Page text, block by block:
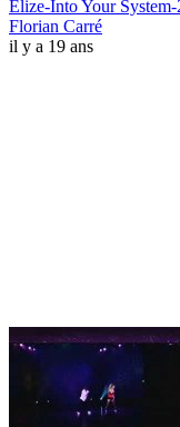
Elize-Into Your
Florian Carré
il y a 19 ans